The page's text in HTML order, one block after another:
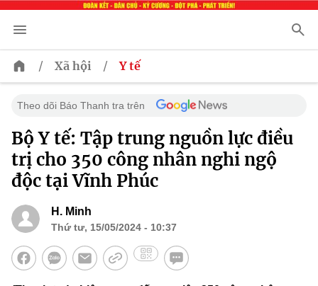
/ Xã hội / Y tế
Theo dõi Báo Thanh tra trên
Bộ Y tế: Tập trung nguồn lực điều
trị cho 350 công nhân nghi ngộ
độc tại Vĩnh Phúc
H. Minh
Thứ tư, 15/05/2024 - 10:37